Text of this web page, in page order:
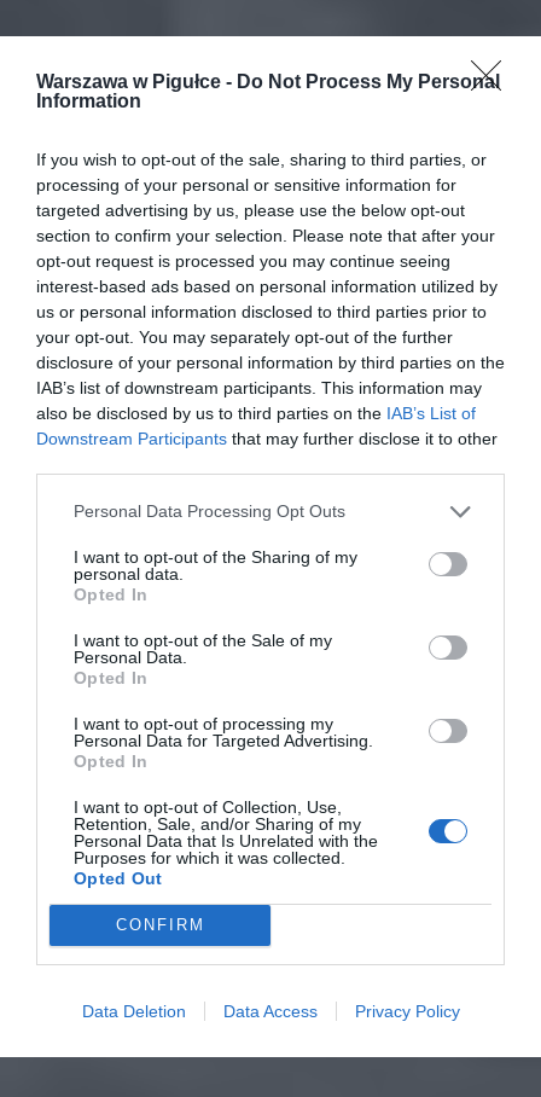
Warszawa w Pigułce - Do Not Process My Personal
Information
If you wish to opt-out of the sale, sharing to third parties, or
processing of your personal or sensitive information for
targeted advertising by us, please use the below opt-out
section to confirm your selection. Please note that after your
opt-out request is processed you may continue seeing
interest-based ads based on personal information utilized by
us or personal information disclosed to third parties prior to
your opt-out. You may separately opt-out of the further
disclosure of your personal information by third parties on the
IAB’s list of downstream participants. This information may
also be disclosed by us to third parties on the IAB’s List of
Downstream Participants that may further disclose it to other
Personal Data Processing Opt Outs
I want to opt-out of the Sharing of my
personal data.
Opted In
I want to opt-out of the Sale of my
Personal Data.
Opted In
I want to opt-out of processing my
Personal Data for Targeted Advertising.
Opted In
I want to opt-out of Collection, Use,
Retention, Sale, and/or Sharing of my
Personal Data that Is Unrelated with the
Purposes for which it was collected.
Opted Out
CONFIRM
Data Deletion Data Access Privacy Policy